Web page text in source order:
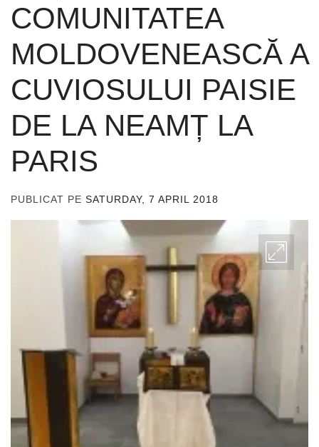
COMUNITATEA
MOLDOVENEASCĂ A
CUVIOSULUI PAISIE
DE LA NEAMȚ LA
PARIS
PUBLICAT PE SATURDAY, 7 APRIL 2018